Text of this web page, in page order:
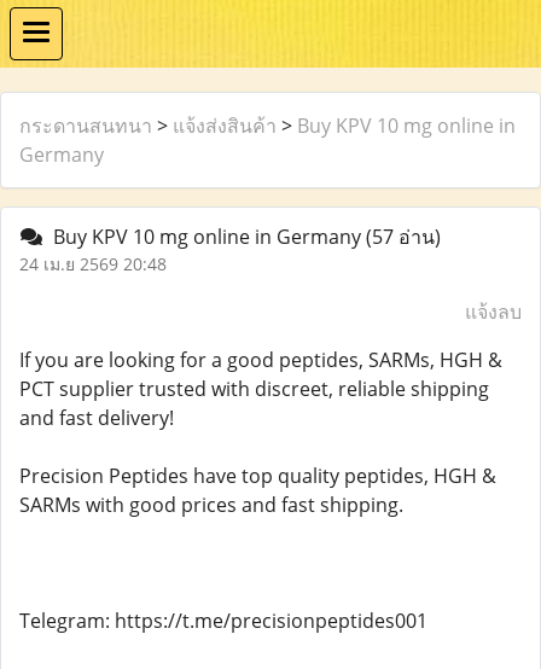
กระดานสนทนา > แจ้งส่งสินค้า > Buy KPV 10 mg online in
Germany
Buy KPV 10 mg online in Germany(57 อ่าน)
24 เม.ย 2569 20:48
แจ้งลบ
If you are looking for a good peptides, SARMs, HGH &
PCT supplier trusted with discreet, reliable shipping
and fast delivery!
Precision Peptides have top quality peptides, HGH &
SARMs with good prices and fast shipping.
Telegram: https://t.me/precisionpeptides001